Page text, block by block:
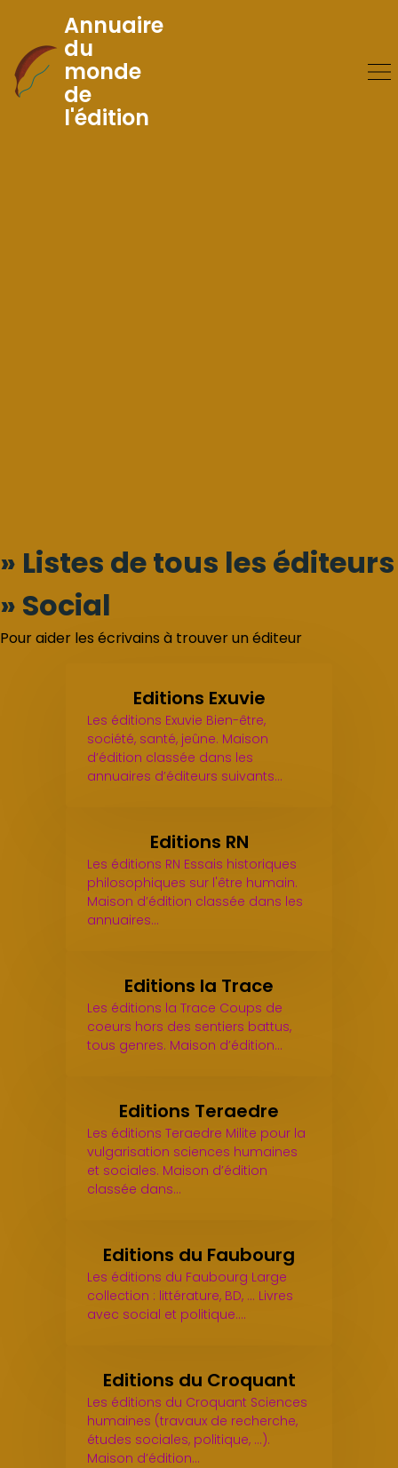
Skip
to
Content
Annuaire
du
monde
de
l'édition
» Listes de tous les éditeurs
» Social
Pour aider les écrivains à trouver un éditeur
Editions Exuvie
Les éditions Exuvie Bien-être,
société, santé, jeûne. Maison
d’édition classée dans les
annuaires d’éditeurs suivants…
Editions RN
Les éditions RN Essais historiques
philosophiques sur l'être humain.
Maison d’édition classée dans les
annuaires…
Editions la Trace
Les éditions la Trace Coups de
coeurs hors des sentiers battus,
tous genres. Maison d’édition…
Editions Teraedre
Les éditions Teraedre Milite pour la
vulgarisation sciences humaines
et sociales. Maison d’édition
classée dans…
Editions du Faubourg
Les éditions du Faubourg Large
collection : littérature, BD, ... Livres
avec social et politique.…
Editions du Croquant
Les éditions du Croquant Sciences
humaines (travaux de recherche,
études sociales, politique, ...).
Maison d’édition…